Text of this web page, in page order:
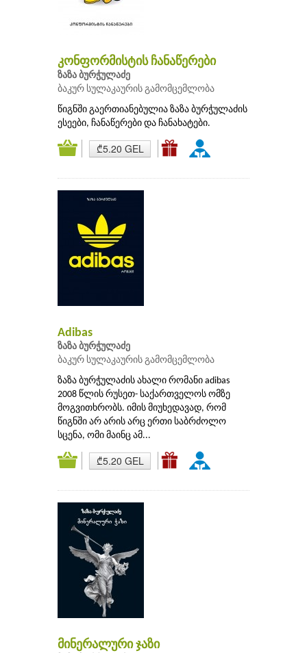
კონფორმისტის ჩანაწერები
ზაზა ბურჭულაძე
ბაკურ სულაკაურის გამომცემლობა
წიგნში გაერთიანებულია ზაზა ბურჭულაძის
ესეები, ჩანაწერები და ჩანახატები.
₾5.20 GEL
Adibas
ზაზა ბურჭულაძე
ბაკურ სულაკაურის გამომცემლობა
ზაზა ბურჭულაძის ახალი რომანი adibas
2008 წლის რუსეთ- საქართველოს ომზე
მოგვითხრობს. იმის მიუხედავად, რომ
წიგნში არ არის არც ერთი საბრძოლო
სცენა, ომი მაინც ამ...
₾5.20 GEL
მინერალური ჯაზი